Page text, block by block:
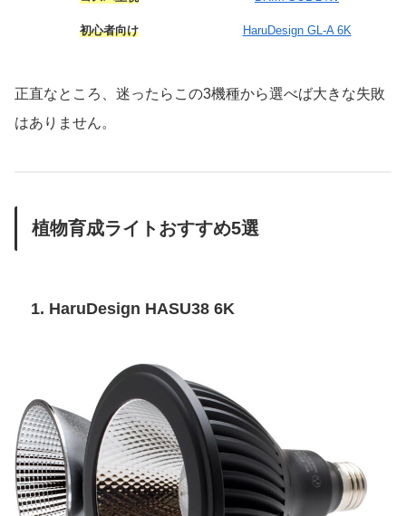
初心者向け HaruDesign GL-A 6K
正直なところ、迷ったらこの3機種から選べば大きな失敗
はありません。
植物育成ライトおすすめ5選
1. HaruDesign HASU38 6K